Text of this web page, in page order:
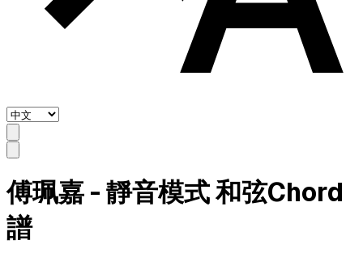
傅珮嘉 - 靜音模式 和弦Chord
譜